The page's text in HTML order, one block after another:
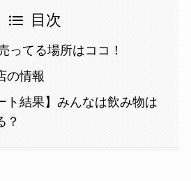
目次
ってる場所はココ！
の情報
ト結果】みんなは飲み物は
？